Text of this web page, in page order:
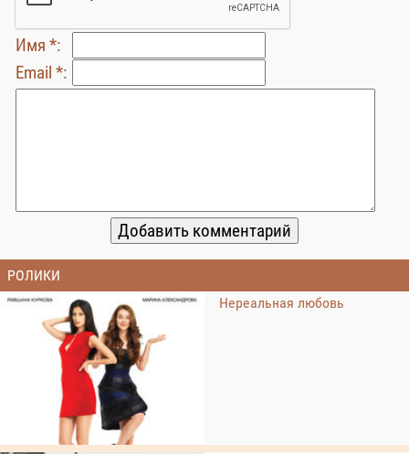
Имя *:
Email *:
РОЛИКИ
Нереальная любовь